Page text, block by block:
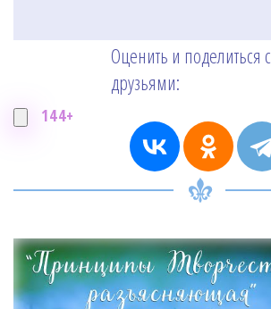
144+
Оценить и поделиться с
друзьями: